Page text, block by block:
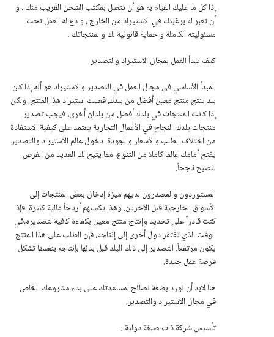
إذا كل ما عليك القيام به هو أن تتصل بمكتب الشحن القريب منك ، و
أن تعبر له برغبتك في الاستيراد من الخارج ، و دع له العمل تحت
مسئوليته الكاملة و حماية قانونية لك و لمنتجاتك .
كيف تبدأ العمل بمجال الاستيراد والتصدير
المبدأ الأساسي في مجال العمل في التصدير والاستيراد هو أنه إذا كان
بلد ينتج منتج معين أفضل من بلدك، فعليك استيراد هذا المنتج. ولكن
إذا كانت المنتجات في بلدك أفضل من بلدان أخرى، فيجب تصدير
منتجات بلدك. النجاح في الأعمال التجارية يعتمد على كيفية الاستفادة
من اختلاف الطلب والأسعار والجودة. دخول عالم الاستيراد والتصدير
يفتح أمامك عالما كاملا من التنوع، مما يتيح لك العديد من الفرص
لتصبح ناجحاً.
المستوردون والمصدرون لديهم ميزة إدخال بعض المنتجات إلى
الأسواق الخارجية قبل الآخرين. وهذا يكسبهم أرباحاً مالية كبيرة. فإذا
كنت قادراً على تحديد وإنتاج منتج معين بكفاءة كافية لتصديره،في
الوقت الذي تفتقر دول أخرى إلى إنتاجه، فإن الطلب على هذا المنتج
يكون مرتفعاً. التصدير إلى ذلك البلد قبل بدئها بإنتاجه بنفسها تشكل
فرصة عمل جيدة.
هنا لابد أن نورد بضعة نصائح لمساعدتك على بدء مشروعك الخاص
في مجال الاستيراد والتصدير.
تأسيس شركة ذات صبغة دولية :